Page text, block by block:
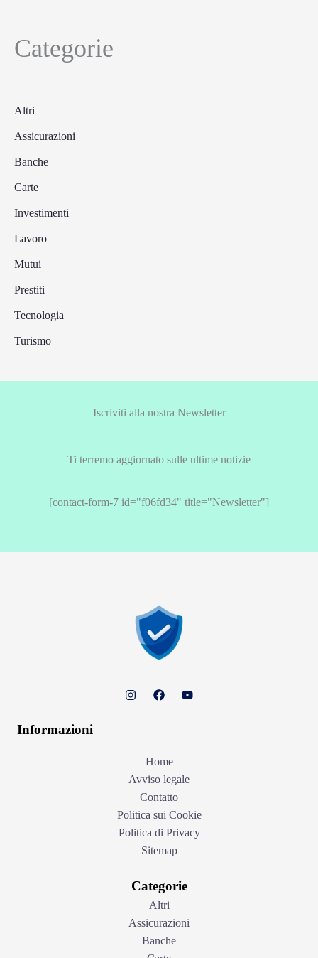
Categorie
Altri
Assicurazioni
Banche
Carte
Investimenti
Lavoro
Mutui
Prestiti
Tecnologia
Turismo
Iscriviti alla nostra Newsletter
Ti terremo aggiornato sulle ultime notizie
[contact-form-7 id="f06fd34" title="Newsletter"]
Informazioni
Home
Avviso legale
Contatto
Politica sui Cookie
Politica di Privacy
Sitemap
Categorie
Altri
Assicurazioni
Banche